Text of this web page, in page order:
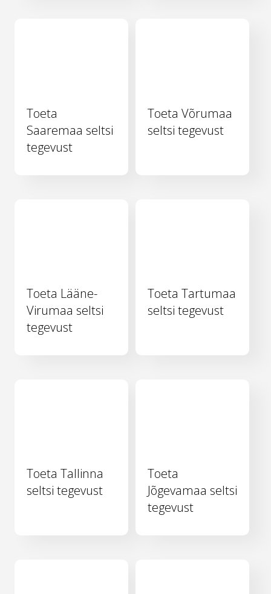
Toeta
Saaremaa seltsi
tegevust
Toeta Võrumaa
seltsi tegevust
Toeta Lääne-
Virumaa seltsi
tegevust
Toeta Tartumaa
seltsi tegevust
Toeta Tallinna
seltsi tegevust
Toeta
Jõgevamaa seltsi
tegevust